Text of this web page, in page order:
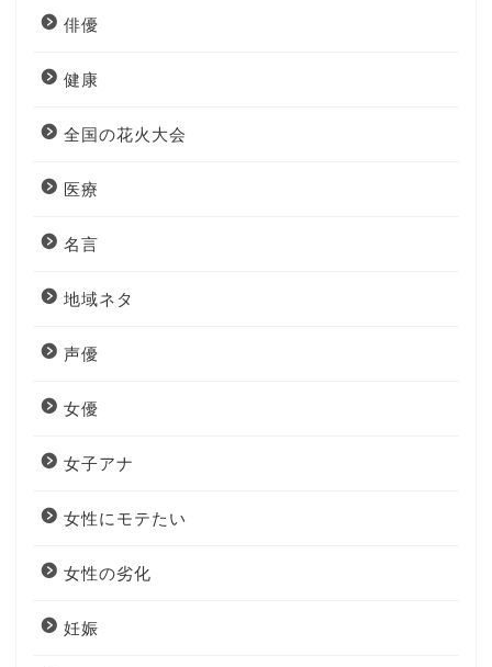
俳優
健康
全国の花火大会
医療
名言
地域ネタ
声優
女優
女子アナ
女性にモテたい
女性の劣化
妊娠